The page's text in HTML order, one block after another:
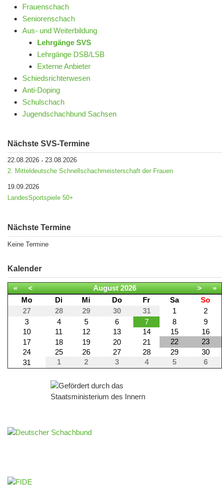
Frauenschach
Seniorenschach
Aus- und Weiterbildung
Lehrgänge SVS
Lehrgänge DSB/LSB
Externe Anbieter
Schiedsrichterwesen
Anti-Doping
Schulschach
Jugendschachbund Sachsen
Nächste SVS-Termine
22.08.2026 - 23.08.2026
2. Mitteldeutsche Schnellschachmeisterschaft der Frauen
19.09.2026
LandesSportspiele 50+
Nächste Termine
Keine Termine
Kalender
« < August 2026 >
»
Mo
Di Mi Do Fr Sa
So
27
28 29 30 31 1
2
3
4 5 6 7 8
9
10
11 12 13 14 15
16
17
18 19 20 21 22
23
24
25 26 27 28 29
30
31
1 2 3 4 5 6